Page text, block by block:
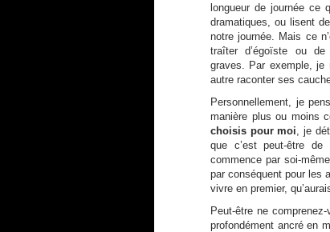
longueur de journée ce
dramatiques, ou lisent
notre journée. Mais ce
traîter d’égoïste ou
graves. Par exemple, je
autre raconter ses
Personnellement, je
manière plus ou moins
choisis pour moi, je
que c’est peut-être
commence par soi-
par conséquent pour les
vivre en premier,
Peut-être ne
profondément ancré en